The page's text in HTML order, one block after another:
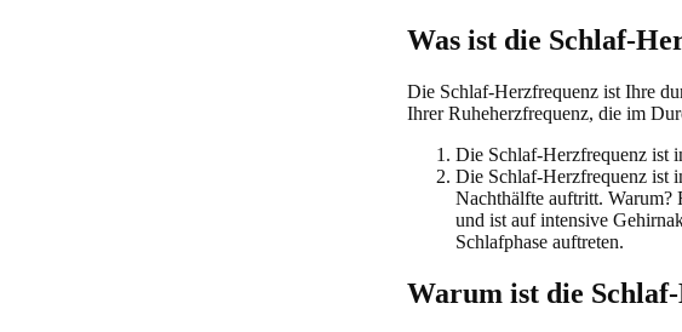
Was ist die Schlaf-
Die Schlaf-Herzfrequenz ist Ihre
Ihrer Ruheherzfrequenz, die im
Die Schlaf-Herzfrequenz ist
Die Schlaf-Herzfrequenz ist
Nachthälfte auftritt. Warum?
und ist auf intensive
Schlafphase auftreten.
Warum ist die